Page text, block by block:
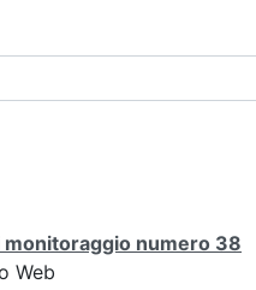
monitoraggio numero 38
Web